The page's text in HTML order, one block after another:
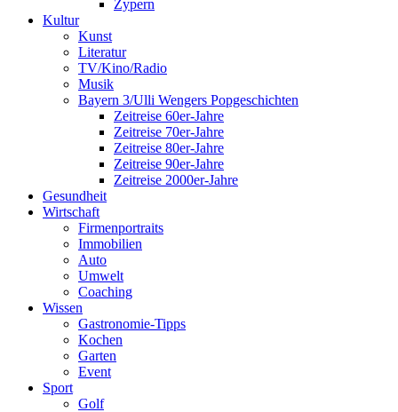
Zypern
Kultur
Kunst
Literatur
TV/Kino/Radio
Musik
Bayern 3/Ulli Wengers Popgeschichten
Zeitreise 60er-Jahre
Zeitreise 70er-Jahre
Zeitreise 80er-Jahre
Zeitreise 90er-Jahre
Zeitreise 2000er-Jahre
Gesundheit
Wirtschaft
Firmenportraits
Immobilien
Auto
Umwelt
Coaching
Wissen
Gastronomie-Tipps
Kochen
Garten
Event
Sport
Golf